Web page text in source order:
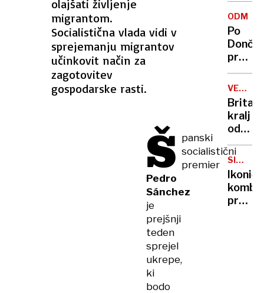
olajšati življenje
migrantom.
Socialistična vlada vidi v
sprejemanju migrantov
učinkovit način za
zagotovitev
gospodarske rasti.
Š panski
socialistični
premier
Pedro
Sánchez
je
prejšnji
teden
sprejel
ukrepe,
ki
bodo
cilji
vlade
Po
Karma
je
psica,
Nico
pa
njen
sin
VELIKA
kralj
zaradi
raka
SIMBOL
kombi